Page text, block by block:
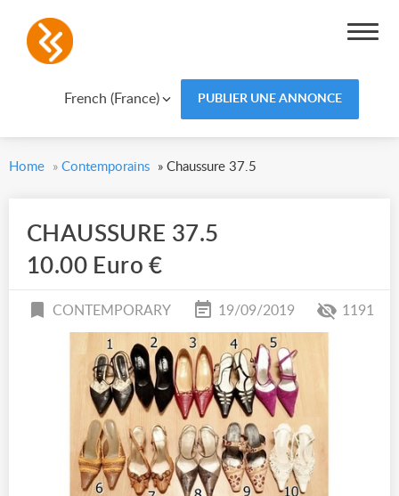
French (France) PUBLIER UNE ANNONCE
Home » Contemporains » Chaussure 37.5
CHAUSSURE 37.5
10.00 Euro €
CONTEMPORARY 19/09/2019 1191